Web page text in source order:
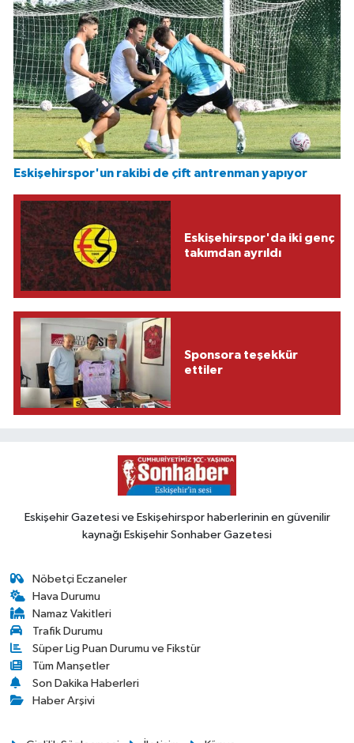
Eskişehirspor'un rakibi de çift antrenman yapıyor
Eskişehirspor'da iki genç
takımdan ayrıldı
Sponsora teşekkür
ettiler
Eskişehir Gazetesi ve Eskişehirspor haberlerinin en güvenilir
kaynağı Eskişehir Sonhaber Gazetesi
Nöbetçi Eczaneler
Hava Durumu
Namaz Vakitleri
Trafik Durumu
Süper Lig Puan Durumu ve Fikstür
Tüm Manşetler
Son Dakika Haberleri
Haber Arşivi